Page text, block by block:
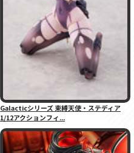
Galacticシリーズ 束縛天使・ステディア
1/12アクションフィ...